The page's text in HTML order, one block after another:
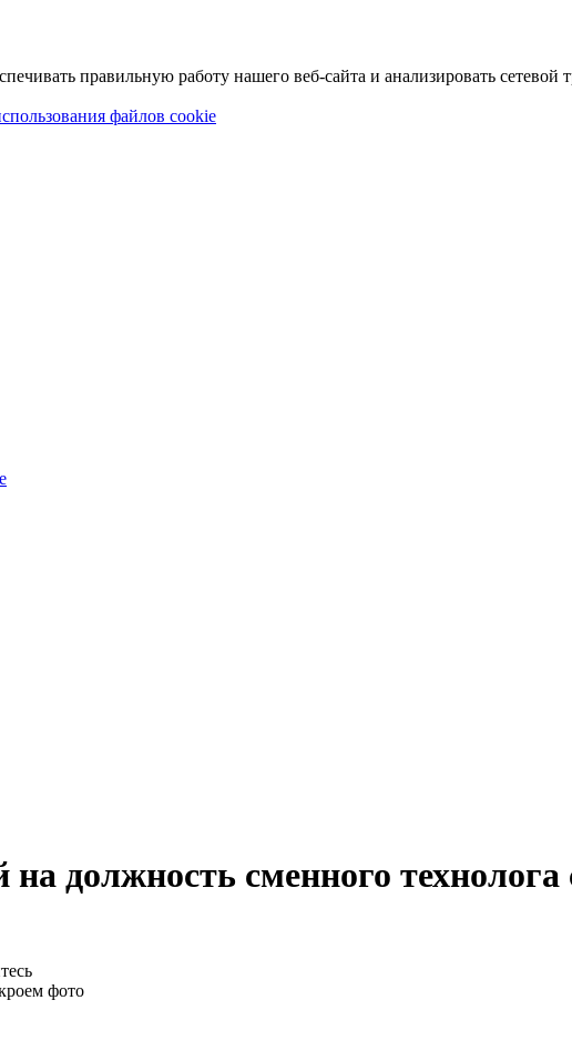
правильную работу нашего веб-сайта и анализировать сетевой
файлов cookie
на должность сменного
фото